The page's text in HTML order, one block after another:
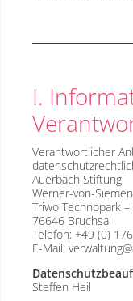
I.
Verantwortlicher
Auerbach Stiftung
Werner-von-
Triwo Technopark
76646 Bruchsal
Telefon: +49 (0)
E-Mail:
Steffen Heil